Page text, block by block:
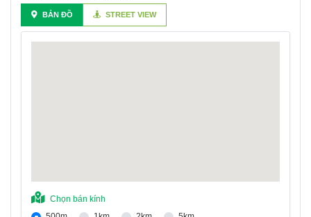
BẢN ĐỒ STREET VIEW
Chọn bán kính